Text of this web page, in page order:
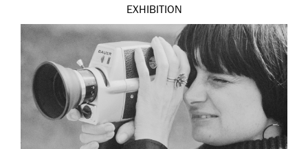
EXHIBITION